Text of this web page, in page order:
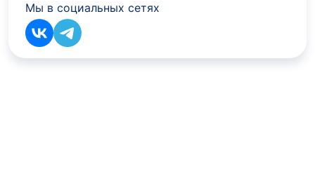
Мы в социальных сетях